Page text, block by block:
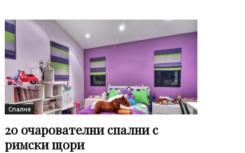
Спалня
20 очарователни спални с
римски щори